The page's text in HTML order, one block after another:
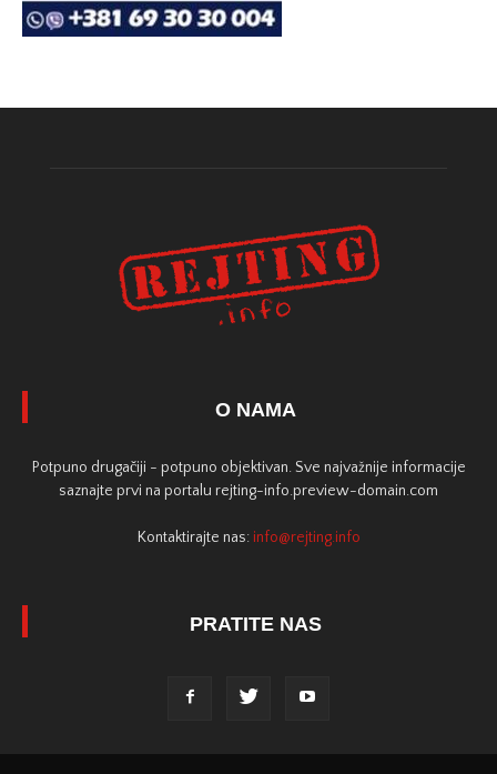
O NAMA
Potpuno drugačiji - potpuno objektivan. Sve najvažnije informacije
saznajte prvi na portalu rejting-info.preview-domain.com
Kontaktirajte nas: info@rejting.info
PRATITE NAS